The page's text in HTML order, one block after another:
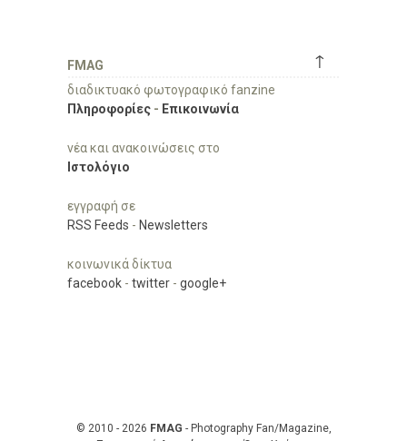
↑
FMAG
διαδικτυακό φωτογραφικό fanzine
Πληροφορίες - Επικοινωνία
νέα και ανακοινώσεις στο
Ιστολόγιο
εγγραφή σε
RSS Feeds - Newsletters
κοινωνικά δίκτυα
facebook - twitter - google+
© 2010 - 2026 FMAG - Photography Fan/Magazine,